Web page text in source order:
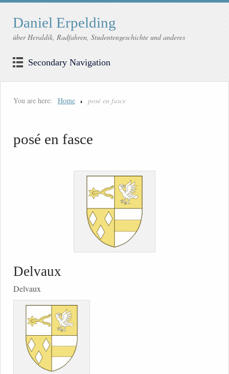
Daniel Erpelding
über Heraldik, Radfahren, Studentengeschichte und anderes
Secondary Navigation
You are here: Home posé en fasce
posé en fasce
Delvaux
Delvaux